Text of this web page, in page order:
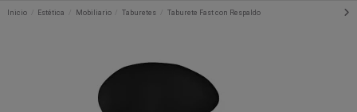
Inicio Estética Mobiliario Taburetes Taburete Fast con Respaldo